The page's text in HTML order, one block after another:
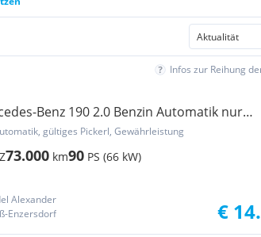
Infos zur Reihung
Benz 190 2.0 Benzin Automatik nur
gültiges Pickerl, Gewährleistung
73.000 km90 PS (66 kW)
Alexander
Enzersdorf
€